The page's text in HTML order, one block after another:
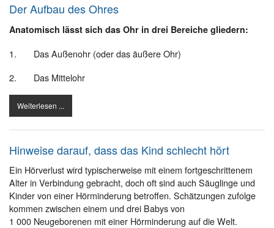
Der Aufbau des Ohres
Anatomisch lässt sich das Ohr in drei Bereiche gliedern:
1. Das Außenohr (oder das äußere Ohr)
2. Das Mittelohr
Weiterlesen ...
Hinweise darauf, dass das Kind schlecht hört
Ein Hörverlust wird typischerweise mit einem fortgeschrittenem
Alter in Verbindung gebracht, doch oft sind auch Säuglinge und
Kinder von einer Hörminderung betroffen. Schätzungen zufolge
kommen zwischen einem und drei Babys von
1 000 Neugeborenen mit einer Hörminderung auf die Welt.